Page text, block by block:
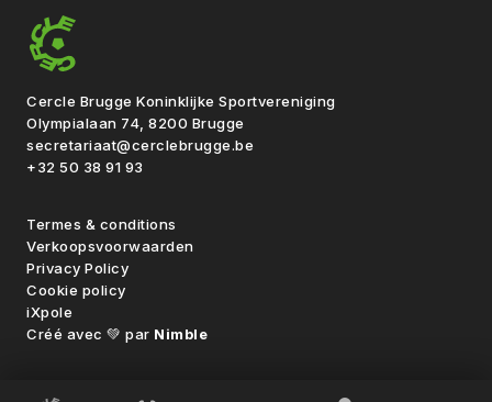
Cercle Brugge Koninklijke Sportvereniging
Olympialaan 74, 8200 Brugge
secretariaat@cerclebrugge.be
+32 50 38 91 93
Termes & conditions
Verkoopsvoorwaarden
Privacy Policy
Cookie policy
iXpole
Créé avec 💚 par Nimble